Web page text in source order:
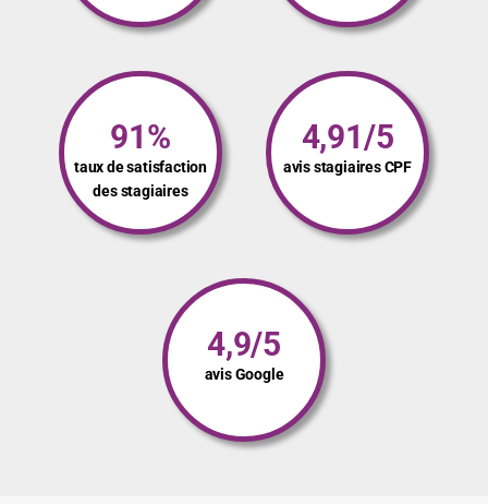
91%
taux de satisfaction
des stagiaires
4,91/5
avis stagiaires CPF
4,9/5
avis Google